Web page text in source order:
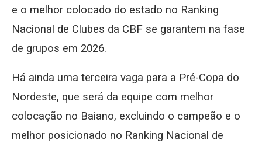
e o melhor colocado do estado no Ranking
Nacional de Clubes da CBF se garantem na fase
de grupos em 2026.
Há ainda uma terceira vaga para a Pré-Copa do
Nordeste, que será da equipe com melhor
colocação no Baiano, excluindo o campeão e o
melhor posicionado no Ranking Nacional de